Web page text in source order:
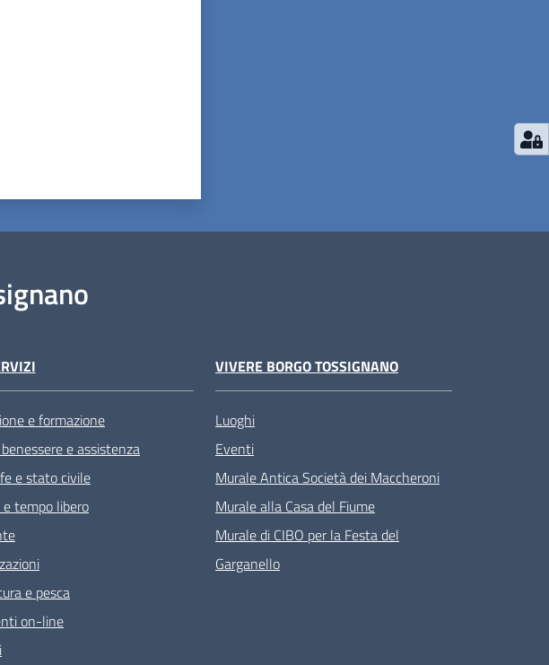
e formazione
e assistenza
e stato civile
tempo libero
e pesca
on-line
VIVERE BORGO TOSSIGNANO
Luoghi
Eventi
Murale Antica Società dei Maccheroni
Murale alla Casa del Fiume
Murale di CIBO per la Festa del
Garganello